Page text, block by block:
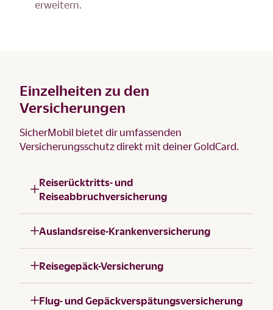
erweitern.
Einzelheiten zu den
Versicherungen
SicherMobil bietet dir umfassenden
Versicherungsschutz direkt mit deiner GoldCard.
Reiserücktritts- und
Reiseabbruchversicherung
Auslandsreise-Krankenversicherung
Reisegepäck-Versicherung
Flug- und Gepäckverspätungsversicherung